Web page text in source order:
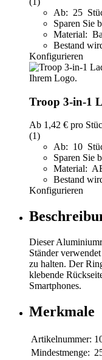
Ab: 25
Sparen Sie
Material:
Bestand
Konfigurieren
Troop 3-in-1
Ab 1,42 € pro
(1)
Ab: 10
Sparen Sie
Material:
Bestand
Konfigurieren
Dieser
Ständer
zu halten. Der
klebende
Smartphones.
Merkmale
Artikelnummer:
Mindestmenge: